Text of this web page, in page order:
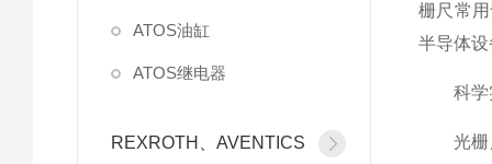
ATOS油缸
ATOS继电器
REXROTH、AVENTICS
栅尺常
半导体
科学实
光栅尺